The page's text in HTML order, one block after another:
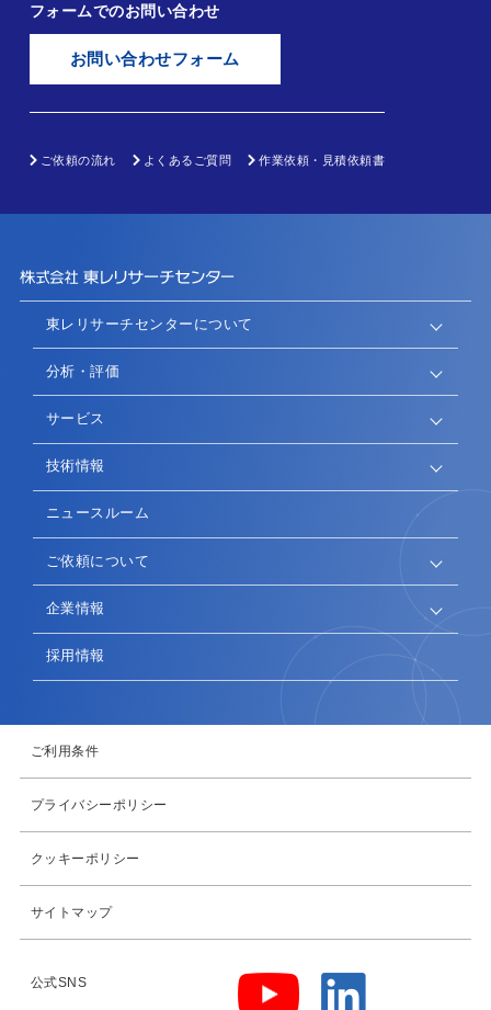
フォームでのお問い合わせ
お問い合わせフォーム
ご依頼の流れ よくあるご質問 作業依頼・見積依頼書
東レリサーチセンターについて
分析・評価
サービス
技術情報
ニュースルーム
ご依頼について
企業情報
採用情報
ご利用条件
プライバシーポリシー
クッキーポリシー
サイトマップ
公式SNS